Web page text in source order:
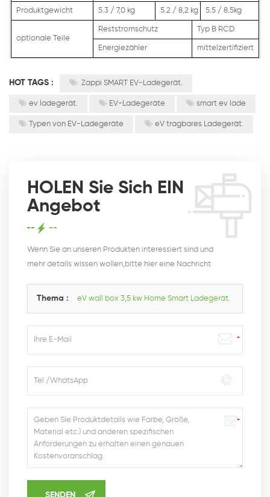
Produktgewicht 5.3 / 7,0 kg 5.2 / 8,2 kg 5.5 / 8.5kg
optionale Teile
Reststromschutz Typ B RCD
Energiezähler mittelzertifiziert
HOT TAGS : Zappi SMART EV-Ladegerät.
ev ladegerät. EV-Ladegeräte smart ev lade
Typen von EV-Ladegeräte eV tragbares Ladegerät.
HOLEN Sie Sich EIN
Angebot
Wenn Sie an unseren Produkten interessiert sind und
mehr details wissen wollen,bitte hier eine Nachricht
können.
Thema : eV wall box 3,5 kw Home Smart Ladegerät.